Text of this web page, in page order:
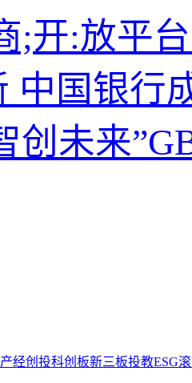
产经创投科创板新三板投教ESG